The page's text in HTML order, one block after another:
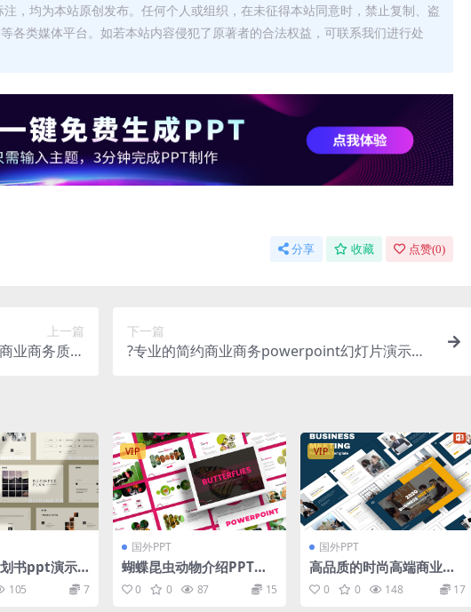
，均为本站原创发布。任何个人或组织，在未征得本站同意时，禁止复制、盗
各类媒体平台。如若本站内容侵犯了原著者的合法权益，可联系我们进行处
分享 收藏 点赞(0)
上一篇
业商务质感
下一篇
?专业的简约商业商务powerpoint幻灯片演示模
书ppt演示
105 7
VIP
国外PPT
蝴蝶昆虫动物介绍PPT幻
灯片模板素材 Butterflie
s – Powerpoint Templa
0 0 87 15
VIP
国外PPT
高品质的时尚高端商业商
务powerpoint幻灯片演
示模板（pptx）
0 0 148 17